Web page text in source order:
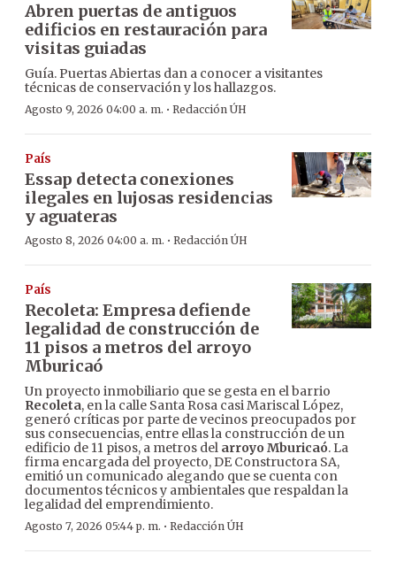
Abren puertas de antiguos
edificios en restauración para
visitas guiadas
Guía. Puertas Abiertas dan a conocer a visitantes
técnicas de conservación y los hallazgos.
Agosto 9, 2026 04:00 a. m. · Redacción ÚH
País
Essap detecta conexiones
ilegales en lujosas residencias
y aguateras
Agosto 8, 2026 04:00 a. m. · Redacción ÚH
País
Recoleta: Empresa defiende
legalidad de construcción de
11 pisos a metros del arroyo
Mburicaó
Un proyecto inmobiliario que se gesta en el barrio
Recoleta, en la calle Santa Rosa casi Mariscal López,
generó críticas por parte de vecinos preocupados por
sus consecuencias, entre ellas la construcción de un
edificio de 11 pisos, a metros del arroyo Mburicaó. La
firma encargada del proyecto, DE Constructora SA,
emitió un comunicado alegando que se cuenta con
documentos técnicos y ambientales que respaldan la
legalidad del emprendimiento.
Agosto 7, 2026 05:44 p. m. · Redacción ÚH